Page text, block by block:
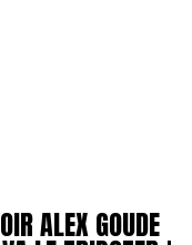
ALEX GOUDE